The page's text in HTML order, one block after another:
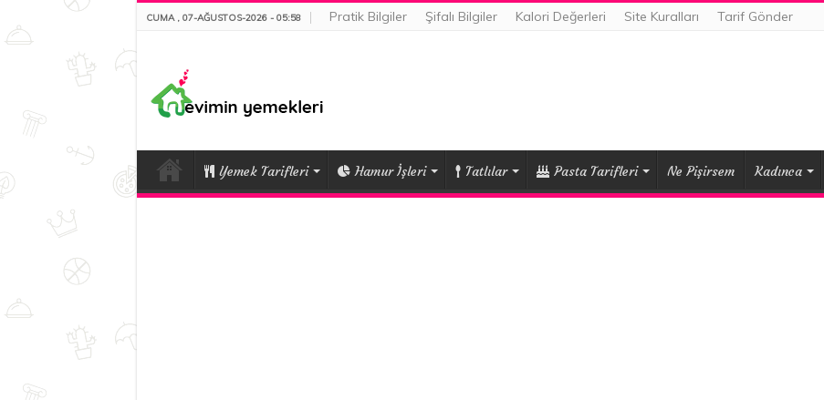
CUMA , 07-AĞUSTOS-2026 - 05:58 Pratik Bilgiler Şifalı Bilgiler Kalori Değerleri Site Kuralları Tarif Gönder
Yemek Tarifleri Hamur İşleri Tatlılar Pasta Tarifleri Ne Pişirsem Kadınca